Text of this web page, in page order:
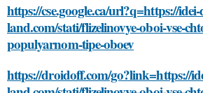
https://cse.google.ca/url?q=https://
land.com/stati/flizelinovye-oboi-vse-
populyarnom-tipe-oboev
https://droidoff.com/go?link=https://